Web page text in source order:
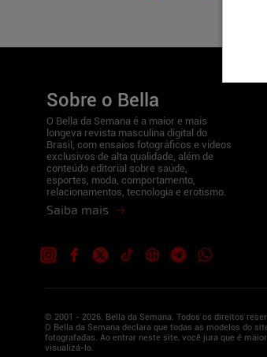
Sobre o Bella
O Bella da Semana é a maior e mais
longeva revista masculina digital do
Brasil, com ensaios fotográficos e vídeos
exclusivos de alta qualidade, além de
conteúdo editorial sobre saúde,
esportes, moda, comportamento,
relacionamentos, tecnologia e erotismo.
Saiba mais
© 2001 - 2026. Bella da Semana. Todos os direitos
O Bella da Semana declara que todas as modelos do
fotografadas. Ao entrar neste site, você jura que é
visualizá-lo.